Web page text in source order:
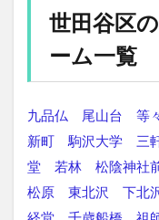
世田谷区
ーム一覧
九品仏 尾山台 等
新町
駒沢大学 三
堂
若林 松陰神社
松原
東北沢 下北